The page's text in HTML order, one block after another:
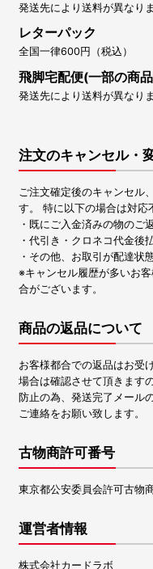
発送先により送料が異なり
レターパック
全国一律600円（税込）
飛脚宅配便(一部の商
発送先により送料が異なりま
注文のキャンセル・
ご注文確定後のキャンセル
す。 特に以下の場合は対応
・既にご入金済みの物のご
・代引き・クロネコ代金後
・その他、お取引が配達状
※キャンセル履歴が多いお
合がございます。
商品の返品について
お客様都合での返品はお受
場合は確認させて頂きます
防止の為、発送完了メール
ご連絡をお願い致します。
古物商許可番号
東京都公安委員会許可古
運営者情報
株式会社カードラボ